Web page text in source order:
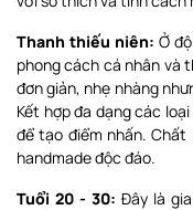
Thanh thiếu niên: Ở
phong cách cá nhân và
đơn giản, nhẹ nhàng
Kết hợp đa dạng các
để tạo điểm nhấn.
handmade độc đáo.
Tuổi 20 - 30:Đây là